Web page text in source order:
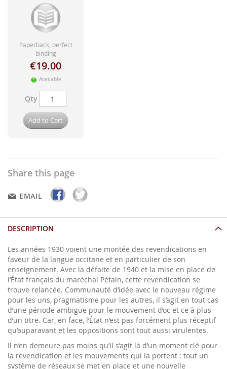
Paperback, perfect
binding
€19.00
Available
Qty
Add to Cart
Share this page
EMAIL
DESCRIPTION
Les années 1930 voient une montée des revendications en
faveur de la langue occitane et en particulier de son
enseignement. Avec la défaite de 1940 et la mise en place de
l’État français du maréchal Pétain, cette revendication se
trouve relancée. Communauté d’idée avec le nouveau régime
pour les uns, pragmatisme pour les autres, il s’agit en tout cas
d’une période ambigüe pour le mouvement d’oc et ce à plus
d’un titre. Car, en face, l’État n’est pas forcément plus réceptif
qu’auparavant et les oppositions sont tout aussi virulentes.
Il n’en demeure pas moins qu’il s’agit là d’un moment clé pour
la revendication et les mouvements qui la portent : tout un
système de réseaux se met en place et une nouvelle